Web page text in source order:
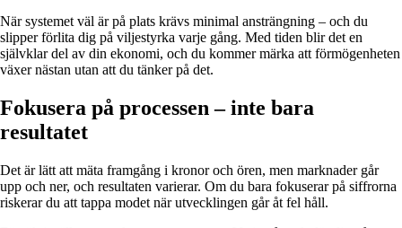
När systemet väl är på plats krävs minimal ansträngning – och du
slipper förlita dig på viljestyrka varje gång. Med tiden blir det en
självklar del av din ekonomi, och du kommer märka att förmögenheten
växer nästan utan att du tänker på det.
Fokusera på processen – inte bara
resultatet
Det är lätt att mäta framgång i kronor och ören, men marknader går
upp och ner, och resultaten varierar. Om du bara fokuserar på siffrorna
riskerar du att tappa modet när utvecklingen går åt fel håll.